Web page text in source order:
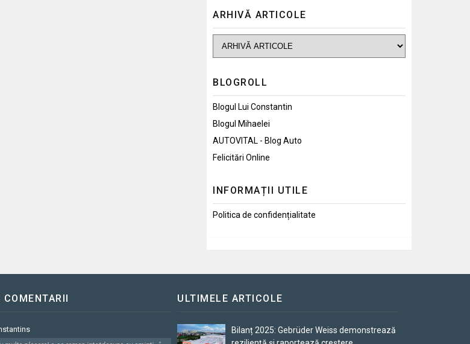
ARHIVĂ ARTICOLE
BLOGROLL
Blogul Lui Constantin
Blogul Mihaelei
AUTOVITAL - Blog Auto
Felicitări Online
INFORMAȚII UTILE
Politica de confidențialitate
ULTIMELE ARTICOLE
Bilanț 2025: Gebrüder Weiss demonstrează